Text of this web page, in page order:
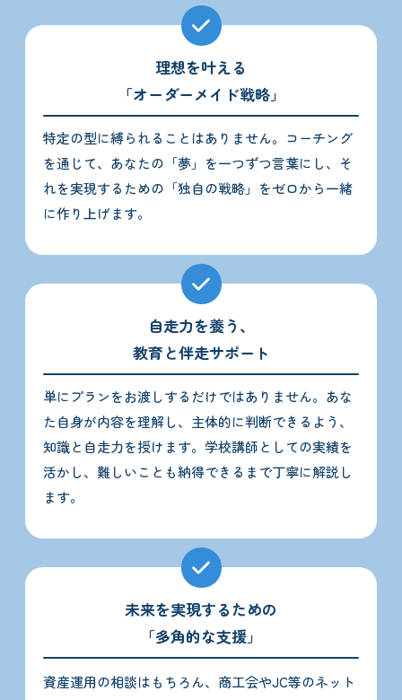
理想を叶える
「オーダーメイド戦略」
特定の型に縛られることはありません。コーチング
を通じて、あなたの「夢」を一つずつ言葉にし、そ
れを実現するための「独自の戦略」をゼロから一緒
に作り上げます。
自走力を養う、
教育と伴走サポート
単にプランをお渡しするだけではありません。あな
た自身が内容を理解し、主体的に判断できるよう、
知識と自走力を授けます。学校講師としての実績を
活かし、難しいことも納得できるまで丁寧に解説し
ます。
未来を実現するための
「多角的な支援」
資産運用の相談はもちろん、商工会やJC等のネット